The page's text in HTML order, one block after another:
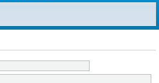
n